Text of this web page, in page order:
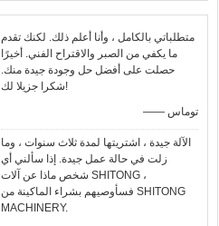
متطلباتي بالكامل ، وأنا أعلم ذلك. لكنك تقدم
ما يكفي من الصبر والاقتراح الفني. أخيرًا
حصلت على أفضل حل وجودة جيدة منك.
شكرا جزيلا لك!
—— توماس
الآلة جيدة ، اشتريتها لمدة ثلاث سنوات ، وما
زلت في حالة عمل جيدة. إذا سألني أي
شخص ماذا عن آلات SHITONG ،
فسأوصيهم بشراء الماكينة من SHITONG
MACHINERY.